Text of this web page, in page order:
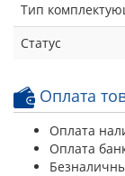
Тип
Статус
Оплата
Оплата
Оплата